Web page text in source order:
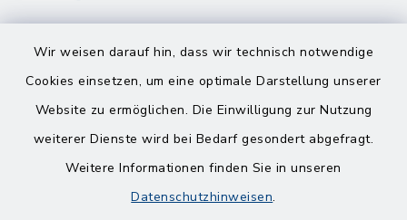
Wir weisen darauf hin, dass wir technisch notwendige
Cookies einsetzen, um eine optimale Darstellung unserer
Website zu ermöglichen. Die Einwilligung zur Nutzung
weiterer Dienste wird bei Bedarf gesondert abgefragt.
Weitere Informationen finden Sie in unseren
Datenschutzhinweisen.
Barrierefreiheit